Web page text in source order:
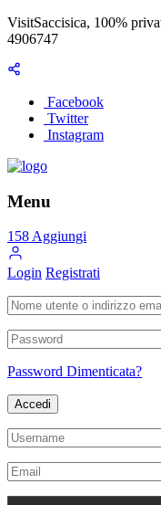
VisitSaccisica, 100%
4906747
Facebook
Twitter
Instagram
Menu
158Aggiungi
Login Registrati
Password Dimenticata?